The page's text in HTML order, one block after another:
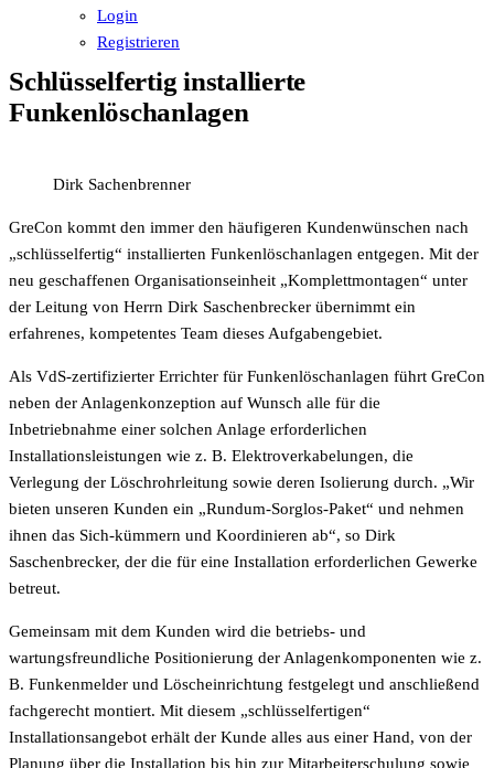
Login
Registrieren
Schlüsselfertig installierte
Funkenlöschanlagen
Dirk Sachenbrenner
GreCon kommt den immer den häufigeren Kundenwünschen nach
„schlüsselfertig“ installierten Funkenlöschanlagen entgegen. Mit der
neu geschaffenen Organisationseinheit „Komplettmontagen“ unter
der Leitung von Herrn Dirk Saschenbrecker übernimmt ein
erfahrenes, kompetentes Team dieses Aufgabengebiet.
Als VdS-zertifizierter Errichter für Funkenlöschanlagen führt GreCon
neben der Anlagenkonzeption auf Wunsch alle für die
Inbetriebnahme einer solchen Anlage erforderlichen
Installationsleistungen wie z. B. Elektroverkabelungen, die
Verlegung der Löschrohrleitung sowie deren Isolierung durch. „Wir
bieten unseren Kunden ein „Rundum-Sorglos-Paket“ und nehmen
ihnen das Sich-kümmern und Koordinieren ab“, so Dirk
Saschenbrecker, der die für eine Installation erforderlichen Gewerke
betreut.
Gemeinsam mit dem Kunden wird die betriebs- und
wartungsfreundliche Positionierung der Anlagenkomponenten wie z.
B. Funkenmelder und Löscheinrichtung festgelegt und anschließend
fachgerecht montiert. Mit diesem „schlüsselfertigen“
Installationsangebot erhält der Kunde alles aus einer Hand, von der
Planung über die Installation bis hin zur Mitarbeiterschulung sowie